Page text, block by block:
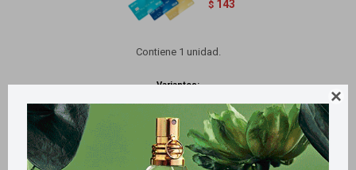

$ 143
Contiene 1 unidad.
Variantes: